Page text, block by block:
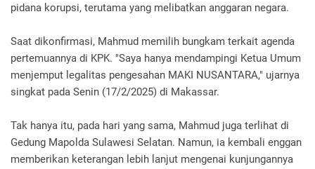
pidana korupsi, terutama yang melibatkan anggaran negara.
Saat dikonfirmasi, Mahmud memilih bungkam terkait agenda
pertemuannya di KPK. "Saya hanya mendampingi Ketua Umum
menjemput legalitas pengesahan MAKI NUSANTARA," ujarnya
singkat pada Senin (17/2/2025) di Makassar.
Tak hanya itu, pada hari yang sama, Mahmud juga terlihat di
Gedung Mapolda Sulawesi Selatan. Namun, ia kembali enggan
memberikan keterangan lebih lanjut mengenai kunjungannya